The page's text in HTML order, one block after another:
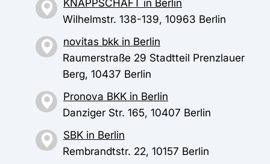
KNAPPSCHAFT in Berlin
Wilhelmstr. 138-139, 10963 Berlin
novitas bkk in Berlin
Raumerstraße 29 Stadtteil Prenzlauer
Berg, 10437 Berlin
Pronova BKK in Berlin
Danziger Str. 165, 10407 Berlin
SBK in Berlin
Rembrandtstr. 22, 10157 Berlin